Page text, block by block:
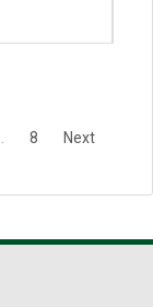
8 Next